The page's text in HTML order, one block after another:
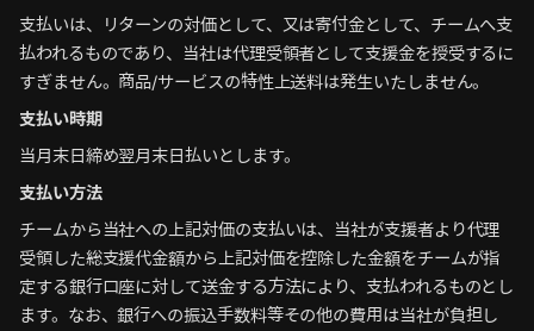
支払いは、リターンの対価として、又は寄付金として、チームへ支
払われるものであり、当社は代理受領者として支援金を授受するに
すぎません。商品/サービスの特性上送料は発生いたしません。
支払い時期
当月末日締め翌月末日払いとします。
支払い方法
チームから当社への上記対価の支払いは、当社が支援者より代理
受領した総支援代金額から上記対価を控除した金額をチームが指
定する銀行口座に対して送金する方法により、支払われるものとし
ます。なお、銀行への振込手数料等その他の費用は当社が負担し